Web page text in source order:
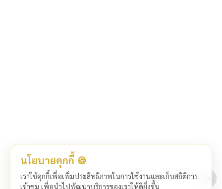
นโยบายคุกกี้ 🍪
เราใช้คุกกี้เพื่อเพิ่มประสิทธิภาพในการใช้งานและเก็บสถิติการ
เข้าชม เพื่อนำไปพัฒนาบริการของเราให้ดียิ่งขึ้น